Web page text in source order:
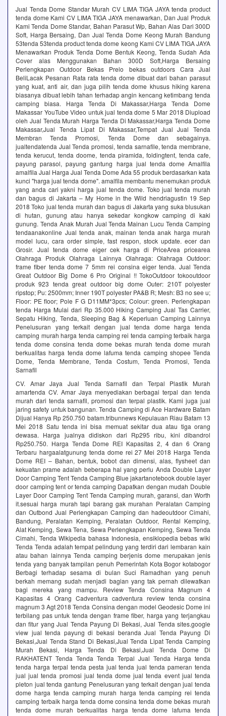
Jual Tenda Dome Standar Murah CV LIMA TIGA JAYA tenda product
tenda dome Kami CV LIMA TIGA JAYA menawarkan, Dan Jual Produk
Kami Tenda Dome Standar, Bahan Parasut Wp, Bahan Alas Dari 300D
Soft, Harga Bersaing, Dan Jual Tenda Dome Keong Murah Bandung
53tenda 53tenda product tenda dome keong Kami CV LIMA TIGA JAYA
Menawarkan Produk Tenda Dome Bentuk Keong, Tenda Sudah Ada
Cover alas Menggunakan Bahan 300D Soft,Harga Bersaing
Perlengkapan Outdoor Bekas Prelo bekas outdoors Cara Jual
BeliLacak Pesanan Rata rata tenda dome dibuat dari bahan parasut
yang kuat, anti air, dan juga pilih tenda dome khusus hiking karena
biasanya dibuat lebih tahan terhadap angin kencang ketimbang tenda
camping biasa. Harga Tenda Di Makassar,Harga Tenda Dome
Makassar YouTube Video untuk jual tenda dome 5 Mar 2018 Diupload
oleh Jual Tenda Murah Harga Tenda Di Makassar,Harga Tenda Dome
Makassar,Jual Tenda Lipat Di Makassar,Tempat Jual Jual Tenda
Membran Tenda Promosi, Tenda Dome dan sebagainya.
jualtendatenda Jual Tenda promosi, tenda sarnafile, tenda membrane,
tenda kerucut, tenda doome, tenda piramida, foldingtent, tenda cafe,
payung parasol, payung gantung harga jual tenda dome Amalfila
amalfila Jual Harga Jual Tenda Dome Ada 55 produk berdasarkan kata
kunci "harga jual tenda dome". amalfila membantu menemukan produk
yang anda cari yakni harga jual tenda dome. Toko jual tenda murah
dan bagus di Jakarta – My Home in the Wild hendriagustin 19 Sep
2018 Toko jual tenda murah dan bagus di Jakarta yang suka blusukan
di hutan, gunung atau hanya sekedar kongkow camping di kaki
gunung. Tenda Anak Murah Jual Tenda Mainan Lucu Tenda Camping
tendaanakonline Jual tenda anak, mainan tenda anak harga murah
model lucu, cara order simple, fast respon, stock update. ecer dan
Grosir. Jual tenda dome eiger cek harga di PriceArea pricearea
Olahraga Produk Olahraga Lainnya Olahraga: Olahraga Outdoor:
frame fiber tenda dome 7 5mm rei consina eiger tenda. Jual Tenda
Great Outdoor Big Dome 6 Pro Original !! TokoOutdoor tokooutdoor
produk 923 tenda great outdoor big dome Outer: 210T polyester
ripstop; Pu: 2500mm; Inner 190T polyester PA&B R; Mesh: B3 no see u;
Floor: PE floor; Pole F G D11MM*3pcs; Colour: green. Perlengkapan
tenda Harga Mulai dari Rp 35.000‎ Hiking Camping‎ Jual Tas Carrier,
Sepatu Hiking, Tenda, Sleeping Bag & Keperluan Camping Lainnya
Penelusuran yang terkait dengan jual tenda dome harga tenda
camping murah harga tenda camping rei tenda camping terbaik harga
tenda dome consina tenda dome bekas murah tenda dome murah
berkualitas harga tenda dome lafuma tenda camping shopee Tenda
Dome, Tenda Membrane, Tenda Costum, Tenda Promosi, Tenda
Sarnafil
CV. Amar Jaya Jual Tenda Sarnafil dan Terpal Plastik Murah
amartenda CV. Amar Jaya menyediakan berbagai terpal dan tenda
murah dari tenda sarnafil, promosi dan terpal plastik. Kami juga jual
jaring safety untuk bangunan. Tenda Camping di Ace Hardware Batam
Dijual Hanya Rp 250.750 batam.tribunnews Kepulauan Riau Batam 13
Mei 2018 Satu tenda ini bisa memuat sekitar dua atau tiga orang
dewasa. Harga jualnya didiskon dari Rp295 ribu, kini dibandrol
Rp250.750. Harga Tenda Dome REI Kapasitas 2, 4 dan 6 Orang
Terbaru hargaalatgunung tenda dome rei 27 Mei 2018 Harga Tenda
Dome REI – Bahan, bentuk, bobot dan dimensi, alas, flysheet dan
kekuatan prame adalah beberapa hal yang perlu Anda Double Layer
Door Camping Tent Tenda Camping Blue jakartanotebook double layer
door camping tent or tenda camping Dapatkan dengan mudah Double
Layer Door Camping Tent Tenda Camping murah, garansi, dan Worth
it.sesuai harga murah tapi barang gak murahan Peralatan Camping
dan Outbond Jual Perlengkapan Camping dan hadeoutdoor Cimahi,
Bandung, Peralatan Kemping, Peralatan Outdoor, Rental Kemping,
Alat Kemping, Sewa Tena, Sewa Perlengkapan Kemping, Sewa Tenda
Cimahi, Tenda Wikipedia bahasa Indonesia, ensiklopedia bebas wiki
Tenda Tenda adalah tempat pelindung yang terdiri dari lembaran kain
atau bahan lainnya Tenda camping berjenis dome merupakan jenis
tenda yang banyak tampilan penuh Pemerintah Kota Bogor kotabogor
Berbagi terhadap sesama di bulan Suci Ramadhan yang penuh
berkah memang sudah menjadi bagian yang tak pernah dilewatkan
bagi mereka yang mampu. Review Tenda Consina Magnum 4
Kapasitas 4 Orang Cadventura cadventura review tenda consina
magnum 3 Agt 2018 Tenda Consina dengan model Geodesic Dome ini
terbilang pas untuk tenda dengan frame fiber, harga yang terjangkau
dan fitur yang Jual Tenda Payung Di Bekasi, Jual Tenda sites.google
view jual tenda payung di bekasi beranda Jual Tenda Payung Di
Bekasi,Jual Tenda Stand Di Bekasi,Jual Tenda Lipat Tenda Camping
Murah Bekasi, Harga Tenda Di Bekasi,Jual Tenda Dome Di
RAKHATENT Tenda Tenda Tenda Terpal Jual Tenda Harga tenda
tenda harga terpal tenda pesta jual tenda jual tenda pameran tenda
jual jual tenda promosi jual tenda dome jual tenda event jual tenda
pleton jual tenda gantung Penelusuran yang terkait dengan jual tenda
dome harga tenda camping murah harga tenda camping rei tenda
camping terbaik harga tenda dome consina tenda dome bekas murah
tenda dome murah berkualitas harga tenda dome lafuma tenda